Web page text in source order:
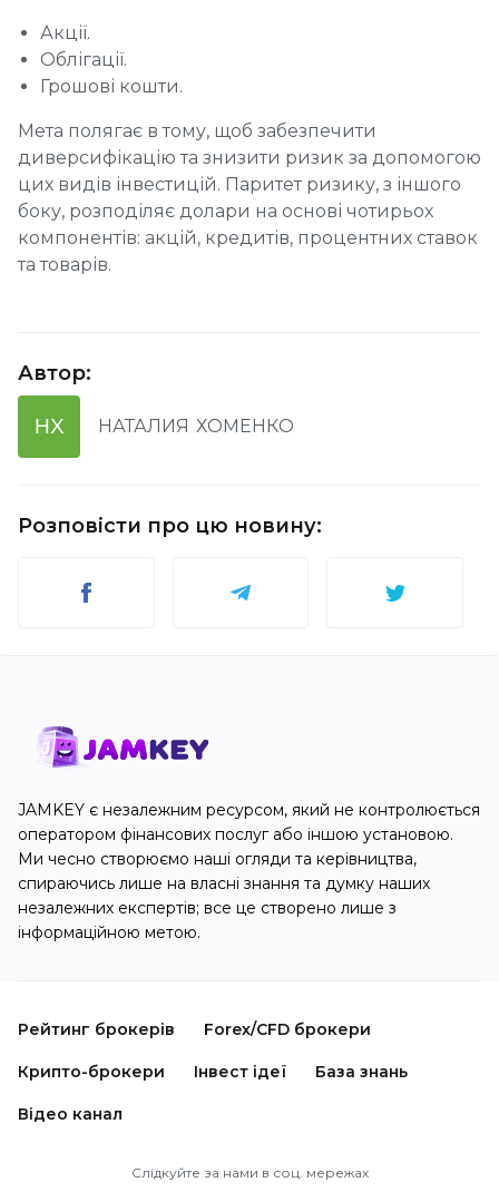
Акції.
Облігації.
Грошові кошти.
Мета полягає в тому, щоб забезпечити
диверсифікацію та знизити ризик за допомогою
цих видів інвестицій. Паритет ризику, з іншого
боку, розподіляє долари на основі чотирьох
компонентів: акцій, кредитів, процентних ставок
та товарів.
Автор:
НХ НАТАЛИЯ ХОМЕНКО
Розповісти про цю новину:
JAMKEY є незалежним ресурсом, який не контролюється
оператором фінансових послуг або іншою установою.
Ми чесно створюємо наші огляди та керівництва,
спираючись лише на власні знання та думку наших
незалежних експертів; все це створено лише з
інформаційною метою.
Рейтинг брокерів Forex/CFD брокери
Крипто-брокери Інвест ідеї База знань
Відео канал
Слідкуйте за нами в соц. мережах